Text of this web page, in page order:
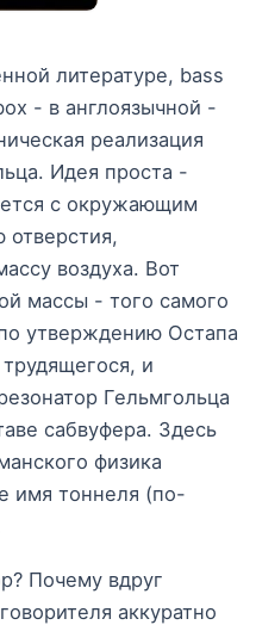
литературе, bass
- в англоязычной -
реализация
Идея проста -
с окружающим
воздуха. Вот
массы - того самого
утверждению Остапа
и
Гельмгольца
сабвуфера. Здесь
физика
имя тоннеля (по-
Почему вдруг
аккуратно